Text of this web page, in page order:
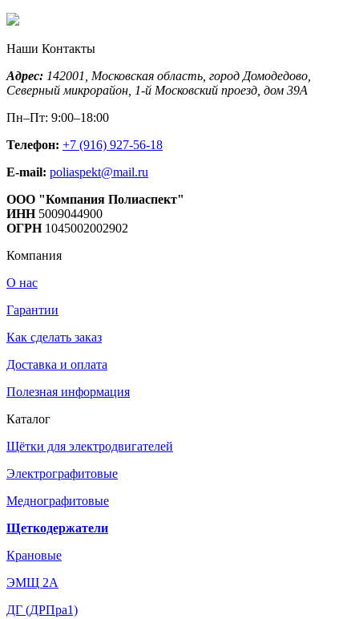
Наши Контакты
Адрес: 142001, Московская область, город Домодедово
Северный микрорайон, 1-й Московский проезд, дом 39А
Пн–Пт: 9:00–18:00
Телефон: +7 (916) 927-56-18
E-mail: poliaspekt@mail.ru
ООО "Компания Полиаспект"
ИНН5009044900
ОГРН 1045002002902
Компания
О нас
Гарантии
Как сделать заказ
Доставка и оплата
Полезная информация
Каталог
Щётки для электродвигателей
Электрографитовые
Меднографитовые
Щеткодержатели
Крановые
ЭМЩ 2А
ДГ (ДРПра1)